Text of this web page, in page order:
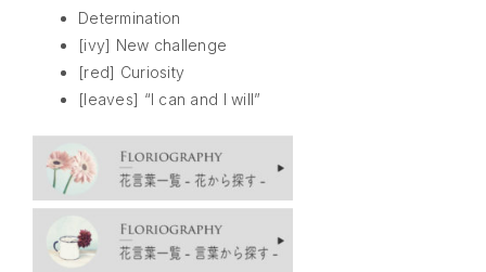
Determination
[ivy] New challenge
[red] Curiosity
[leaves] “I can and I will”